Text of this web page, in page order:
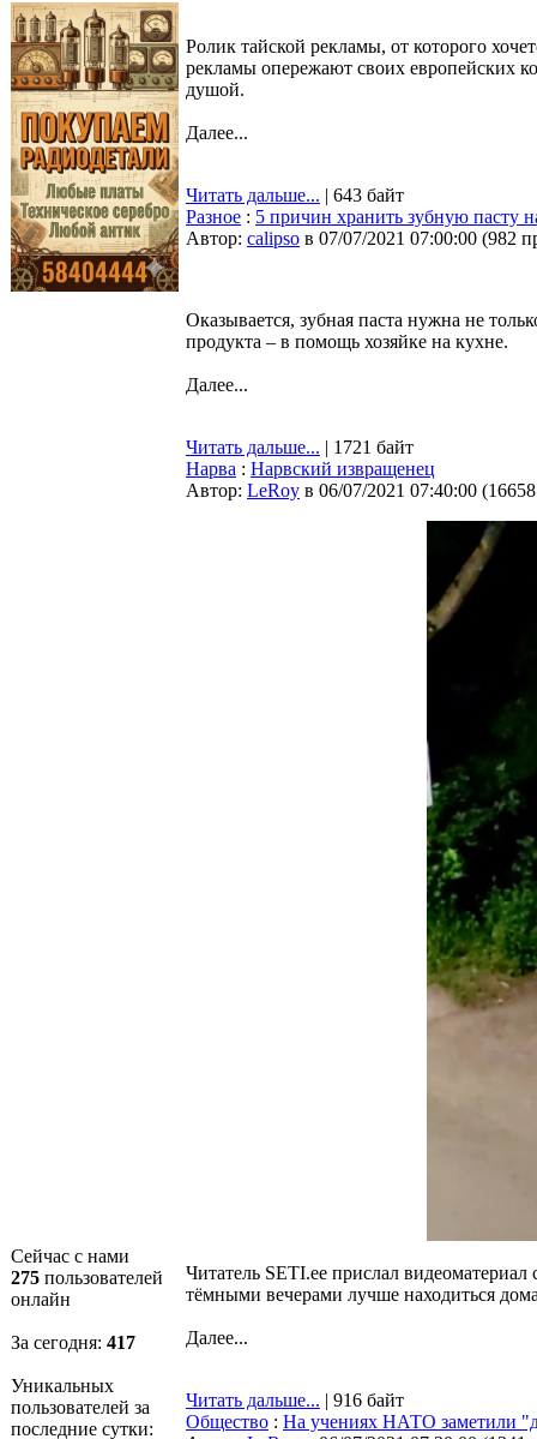
Сейчас с нами
275 пользователей
онлайн
За сегодня: 417
Уникальных
пользователей за
последние сутки:
Ролик тайской рекламы, от которого
рекламы опережают своих европейских
душой.
Далее...
Читать дальше... | 643 байт
Разное : 5 причин хранить зубную пасту
Автор: calipso в 07/07/2021 07:00:00 (982
Оказывается, зубная паста нужна не
продукта – в помощь хозяйке на кухне.
Далее...
Читать дальше... | 1721 байт
Нарва : Нарвский извращенец
Автор: LeRoy в 06/07/2021 07:40:00 (
Читатель SETI.ee прислал
тёмными вечерами лучше находиться
Далее...
Читать дальше... | 916 байт
Общество : На учениях НАТО заметили